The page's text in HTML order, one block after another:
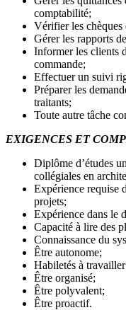
comptabilité;
Vérifier les
Gérer les rapports
Informer les clients
commande;
Effectuer un suivi
Préparer les
traitants;
Toute autre tâche
EXIGENCES ET
Diplôme d’études
collégiales en
Expérience requise
projets;
Expérience dans le
Capacité à lire des
Connaissance du
Être autonome;
Habiletés à
Être organisé;
Être polyvalent;
Être proactif.